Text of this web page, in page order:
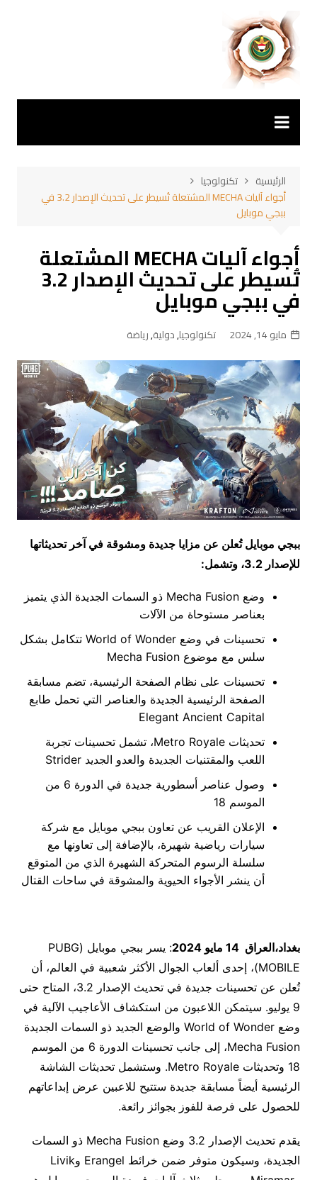
المحتوى
الرئيسية
تكنولوجيا
أجواء آليات MECHA المشتعلة تُسيطر على تحديث الإصدار 3.2 في
ببجي موبايل
أجواء آليات MECHA المشتعلة
تُسيطر على تحديث الإصدار 3.2
في ببجي موبايل
مايو 14, 2024 تكنولوجيا,دولية,رياضة
ببجي موبايلتُعلن عن مزايا جديدة ومشوقة في آخر تحديثاتها
للإصدار 3.2، وتشمل:
وضع Mecha Fusion ذو السمات الجديدة الذي يتميز
بعناصر مستوحاة من الآلات
تحسينات في وضع World of Wonder تتكامل بشكل
سلس مع موضوع Mecha Fusion
تحسينات على نظام الصفحة الرئيسية، تضم مسابقة
الصفحة الرئيسية الجديدة والعناصر التي تحمل طابع
Elegant Ancient Capital
تحديثات Metro Royale، تشمل تحسينات تجربة
اللعب والمقتنيات الجديدة والعدو الجديد Strider
وصول عناصر أسطورية جديدة في الدورة 6 من
الموسم 18
الإعلان القريب عن تعاون ببجي موبايل مع شركة
سيارات رياضية شهيرة، بالإضافة إلى تعاونها مع
سلسلة الرسوم المتحركة الشهيرة الذي من المتوقع
أن ينشر الأجواء الحيوية والمشوقة في ساحات القتال
بغداد،العراق 14 مايو 2024
: يسر ببجي موبايل (PUBG
MOBILE)، إحدى ألعاب الجوال الأكثر شعبية في العالم، أن
تُعلن عن تحسينات جديدة في تحديث الإصدار 3.2، المتاح حتى
9 يوليو. سيتمكن اللاعبون من استكشاف الأعاجيب الآلية في
وضع World of Wonder والوضع الجديد ذو السمات الجديدة
Mecha Fusion، إلى جانب تحسينات الدورة 6 من الموسم
18 وتحديثات Metro Royale. وستشمل تحديثات الشاشة
الرئيسية أيضاً مسابقة جديدة ستتيح للاعبين عرض إبداعاتهم
للحصول على فرصة للفوز بجوائز رائعة.
يقدم تحديث الإصدار 3.2 وضع Mecha Fusion ذو السمات
الجديدة، وسيكون متوفر ضمن خرائط Erangel وLivik